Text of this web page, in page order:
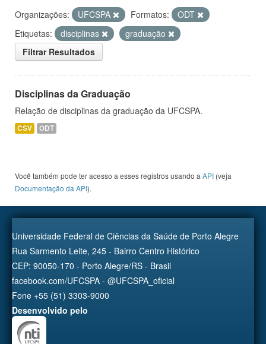
Organizações: UFCSPA Formatos:
ODT
Etiquetas:
disciplinas
graduação
Filtrar Resultados
Disciplinas da Graduação
Relação de disciplinas da graduação da UFCSPA.
CSV ODT
Você também pode ter acesso a esses registros usando a API (veja
Documentação da API).
Universidade Federal de Ciências da Saúde de Porto Alegre
Rua Sarmento Leite, 245 - Bairro Centro Histórico
CEP: 90050-170 - Porto Alegre/RS - Brasil
facebook.com/UFCSPA - @UFCSPA_oficial
Fone +55 (51) 3303-9000
Desenvolvido pelo